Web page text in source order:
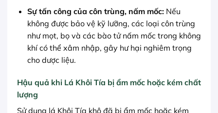
Sự tấn công của côn trùng, nấm mốc:Nếu
không được bảo vệ kỹ lưỡng, các loại côn trùng
như mọt, bọ và các bào tử nấm mốc trong không
khí có thể xâm nhập, gây hư hại nghiêm trọng
cho dược liệu.
Hậu quả khi Lá Khôi Tía bị ẩm mốc hoặc kém chất
lượng
Sử dụng lá Khôi Tía khô đã bị ẩm mốc hoặc kém